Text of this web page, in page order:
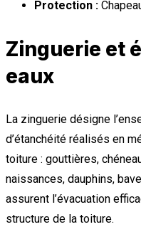
Protection :
Zinguerie et
eaux
La zinguerie désigne
d’étanchéité réalisés en
toiture : gouttières,
naissances, dauphins,
assurent l’évacuation
structure de la toiture.